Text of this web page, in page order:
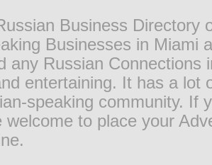
Business Directory
Businesses in Miami
any Russian
entertaining. It has a
speaking community. If
welcome to place your